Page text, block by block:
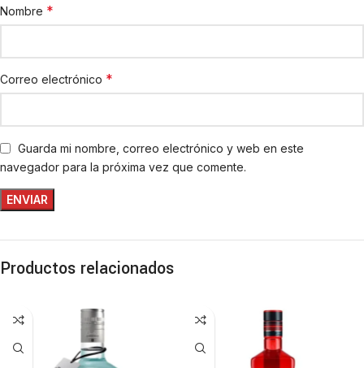
Nombre *
Correo electrónico *
Guarda mi nombre, correo electrónico y web en este
navegador para la próxima vez que comente.
Productos relacionados